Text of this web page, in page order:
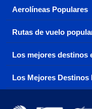
Aerolíneas Populares
Explora nuestras
aerolínea, con más
Aeromexico
Air France
Rutas de vuelo
Reserva una de
con tres sencillos
Los mejores destinos
Encuentra boletos de
populares de los
Los Mejores Destinos